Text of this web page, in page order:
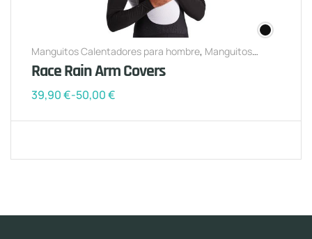
Manguitos Calentadores para hombre, Manguitos
Calentadores para mujer
Race Rain Arm Covers
39,90€-50,00€